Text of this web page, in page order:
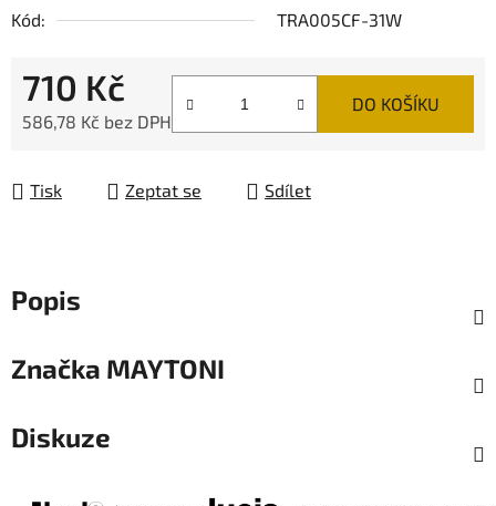
Kód:
TRA005CF-31W
710 Kč
586,78 Kč bez DPH
DO KOŠÍKU
Tisk Zeptat se Sdílet
Popis
Značka MAYTONI
Diskuze